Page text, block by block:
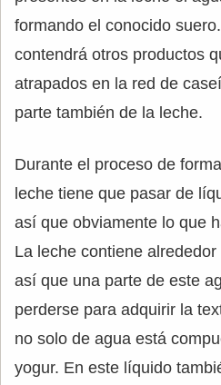
formando el conocido
contendrá otros productos
atrapados en la red de
parte también de la leche.
Durante el proceso de
leche tiene que pasar de
así que obviamente lo que
La leche contiene
así que una parte de este
perderse para adquirir la
no solo de agua está
yogur. En este líquido